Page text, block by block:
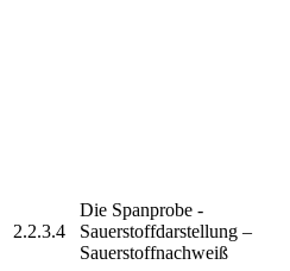
2.2.3.4
Die Spanprobe -
Sauerstoffdarstellung –
Sauerstoffnachweiß